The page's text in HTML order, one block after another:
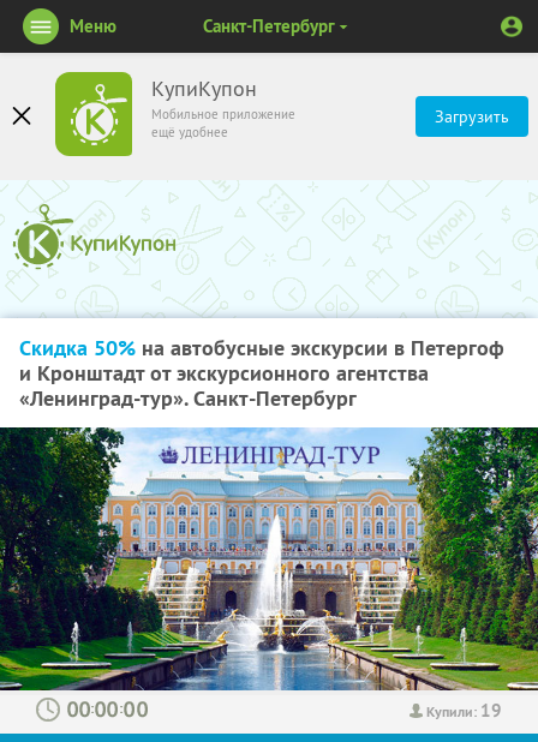
КупиКупон
Мобильное приложение
ещё удобнее
Загрузить
Меню Санкт-Петербург
Скидка 50% на автобусные экскурсии в Петергоф
и Кронштадт от экскурсионного агентства
«Ленинград-тур». Санкт-Петербург
Купили: 19
: :